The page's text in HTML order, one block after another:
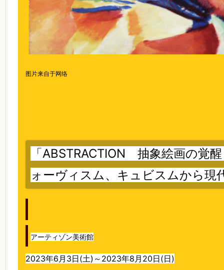
图片来自于网络
「ABSTRACTION 抽象絵画の覚
ォーヴィスム、キュビスムから現
アーティゾン美術館
2023年6月3日(土)～2023年8月20日(日)